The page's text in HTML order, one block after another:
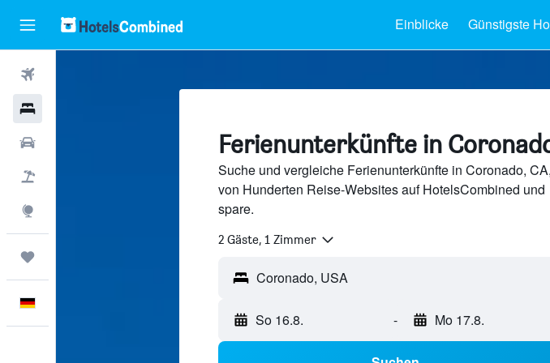
Einblicke Günstigste
Ferienunterkünfte in
Suche und vergleiche Ferienunterkünfte in Coronado, CA,
von Hunderten Reise-Websites auf HotelsCombined und
spare.
2 Gäste, 1 Zimmer
So 16.8. - Mo 17.8.